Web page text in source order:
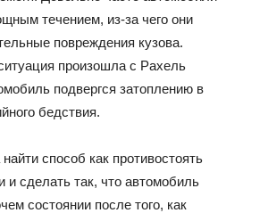
течением, из-за чего они
повреждения кузова.
произошла с Рахель
подвергся затоплению в
бедствия.
способ как противостоять
и сделать так, что автомобиль
состоянии после того, как